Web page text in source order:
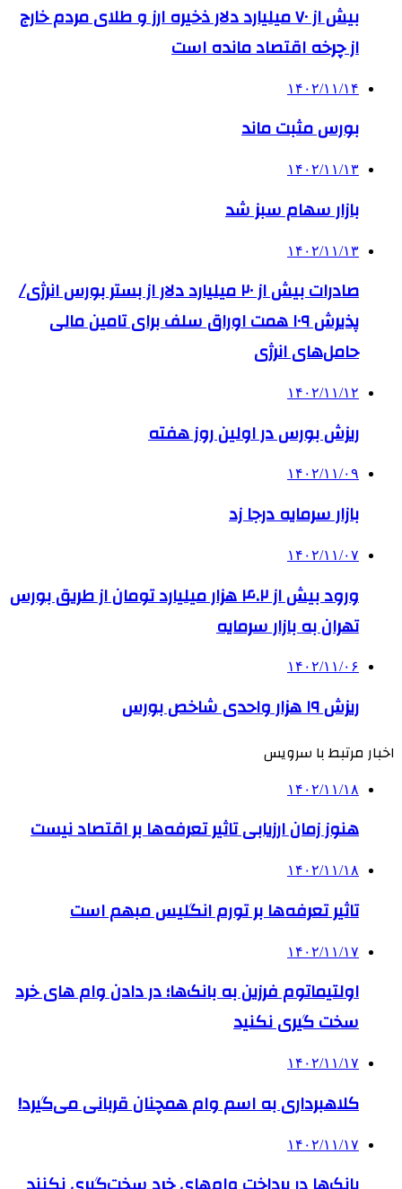
بیش از ۷۰ میلیارد دلار ذخیره ارز و طلای مردم خارج
از چرخه اقتصاد مانده است
۱۴۰۲/۱۱/۱۴
بورس مثبت ماند
۱۴۰۲/۱۱/۱۳
بازار سهام سبز شد
۱۴۰۲/۱۱/۱۳
صادرات بیش از ۲۰ میلیارد دلار از بستر بورس انرژی/
پذیرش ۱۰۹ همت اوراق سلف برای تامین مالی
حامل‌های انرژی
۱۴۰۲/۱۱/۱۲
ریزش بورس در اولین روز هفته
۱۴۰۲/۱۱/۰۹
بازار سرمایه درجا زد
۱۴۰۲/۱۱/۰۷
ورود بیش از ۴.۲ هزار میلیارد تومان از طریق بورس
تهران به بازار سرمایه
۱۴۰۲/۱۱/۰۶
ریزش ۱۹ هزار واحدی شاخص بورس
اخبار مرتبط با سرویس
۱۴۰۲/۱۱/۱۸
هنوز زمان ارزیابی تاثیر تعرفه‌ها بر اقتصاد نیست
۱۴۰۲/۱۱/۱۸
تاثیر تعرفه‎‌ها بر تورم انگلیس مبهم است
۱۴۰۲/۱۱/۱۷
اولتیماتوم فرزین به بانک‌ها؛ در دادن وام های خرد
سخت گیری نکنید
۱۴۰۲/۱۱/۱۷
کلاهبرداری به اسم وام‌ همچنان قربانی می‌گیرد!
۱۴۰۲/۱۱/۱۷